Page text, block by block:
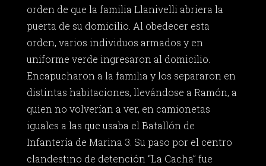
orden de que la familia Llanivelli abriera la
puerta de su domicilio. Al obedecer esta
orden, varios individuos armados y en
uniforme verde ingresaron al domicilio.
Encapucharon a la familia y los separaron en
distintas habitaciones, llevándose a Ramón, a
quien no volverían a ver, en camionetas
iguales a las que usaba el Batallón de
Infantería de Marina 3. Su paso por el centro
clandestino de detención “La Cacha” fue